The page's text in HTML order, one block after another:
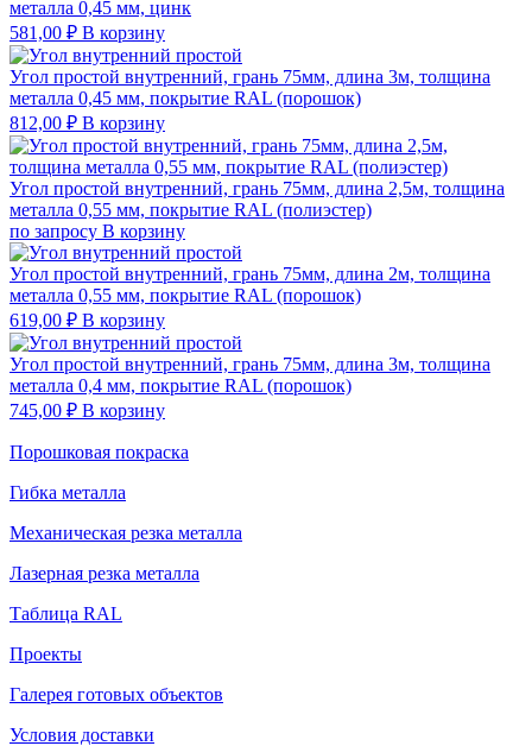
металла 0,45 мм, цинк
581,00 ₽ В корзину
Угол простой внутренний, грань 75мм, длина 3м, толщина
металла 0,45 мм, покрытие RAL (порошок)
812,00 ₽ В корзину
Угол простой внутренний, грань 75мм, длина 2,5м, толщина
металла 0,55 мм, покрытие RAL (полиэстер)
по запросу В корзину
Угол простой внутренний, грань 75мм, длина 2м, толщина
металла 0,55 мм, покрытие RAL (порошок)
619,00 ₽ В корзину
Угол простой внутренний, грань 75мм, длина 3м, толщина
металла 0,4 мм, покрытие RAL (порошок)
745,00 ₽ В корзину
Порошковая покраска
Гибка металла
Механическая резка металла
Лазерная резка металла
Таблица RAL
Проекты
Галерея готовых объектов
Условия доставки